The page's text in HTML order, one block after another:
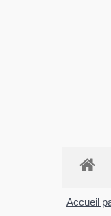
Accueil